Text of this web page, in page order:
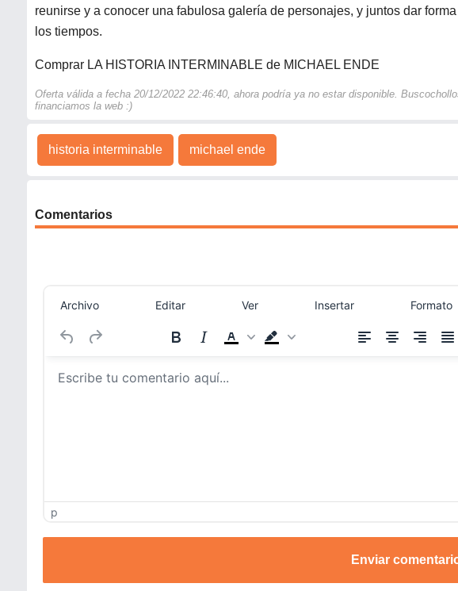
reunirse y a conocer una fabulosa galería de personajes, y juntos dar
los tiempos.
Comprar LA HISTORIA INTERMINABLE de MICHAEL ENDE
Oferta válida a fecha 20/12/2022 22:46:40, ahora podría ya no estar disponible.
financiamos la web :)
historia interminable michael ende
Comentarios
Archivo Editar Ver Insertar Formato
p
Enviar